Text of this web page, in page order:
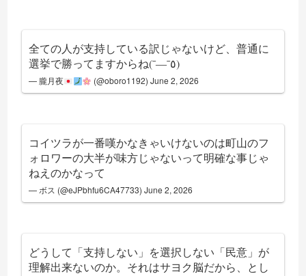
全ての人が支持している訳じゃないけど、普通に
選挙で勝ってますからね(¯―¯٥)
— 朧月夜 (@oboro1192)June 2, 2026
コイツラが一番嘆かなきゃいけないのは町山のフ
ォロワーの大半が味方じゃないって明確な事じゃ
ねえのかなって
— ボス (@eJPbhfu6CA47733)June 2, 2026
どうして「支持しない」を選択しない「民意」が
理解出来ないのか。それはサヨク脳だから、とし